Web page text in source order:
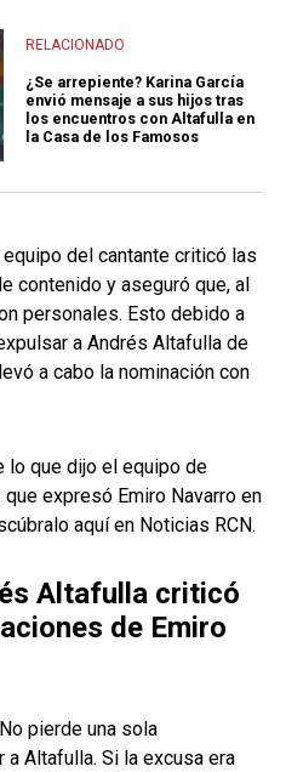
RELACIONADO
¿Se arrepiente? Karina García
envió mensaje a sus hijos tras
los encuentros con Altafulla en
la Casa de los Famosos
del cantante criticó las
contenido y aseguró que, al
personales. Esto debido a
a Andrés Altafulla de
a cabo la nominación con
lo que dijo el equipo de
expresó Emiro Navarro en
aquí en Noticias RCN.
Altafulla criticó
de Emiro
pierde una sola
Altafulla. Si la excusa era